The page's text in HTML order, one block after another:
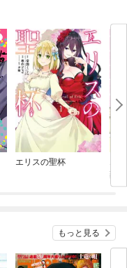
エリスの聖杯
棄
の
版】
もっと見る